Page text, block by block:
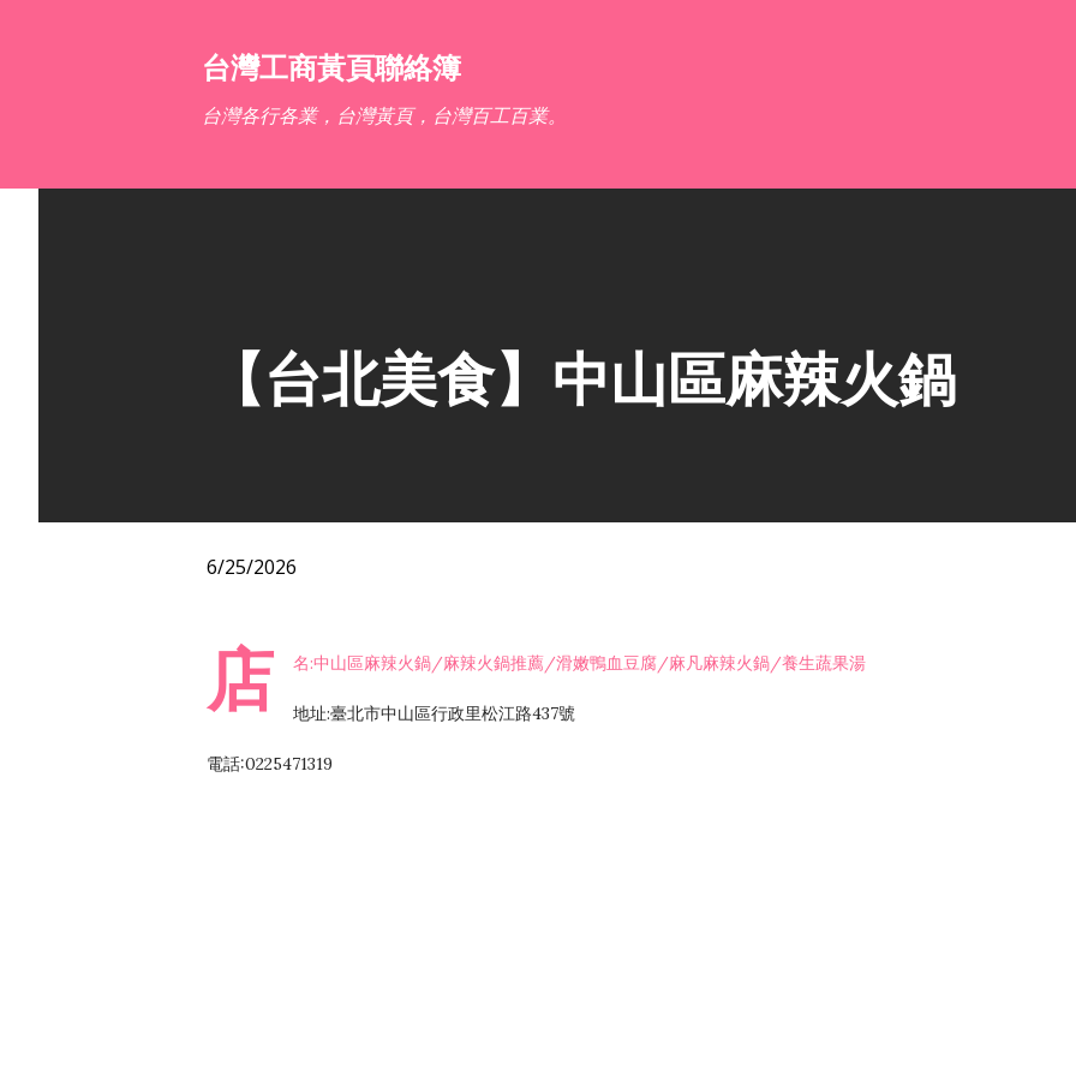
台灣工商黃頁聯絡簿
台灣各行各業，台灣黃頁，台灣百工百業。
【台北美食】中山區麻辣火鍋
6/25/2026
店 名:中山區麻辣火鍋/麻辣火鍋推薦/滑嫩鴨血豆腐/麻凡麻辣火鍋/養生蔬果湯
地址:臺北市中山區行政里松江路437號
電話:0225471319